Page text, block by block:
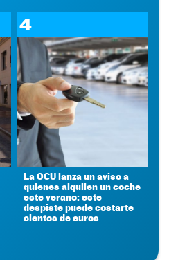
4
La OCU lanza un aviso a
quienes alquilen un coche
este verano: este
despiste puede costarte
cientos de euros